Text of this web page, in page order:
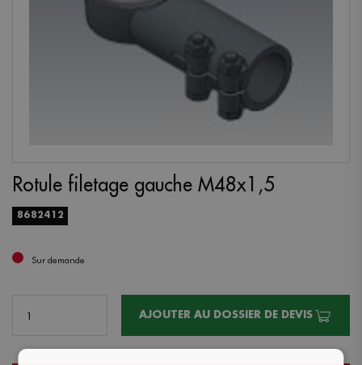
Rotule filetage gauche M48x1,5
8682412
Sur demande
AJOUTER AU DOSSIER DE DEVIS